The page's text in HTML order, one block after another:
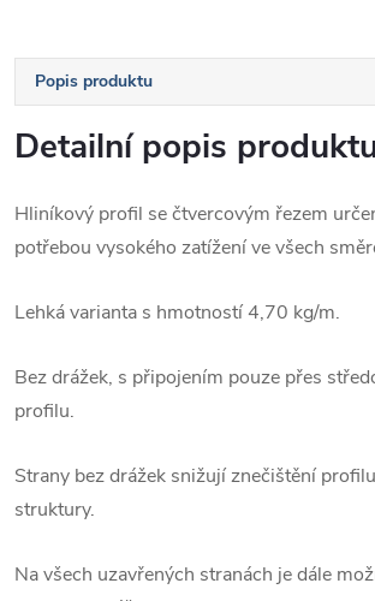
Popis produktu
Detailní popis
Hliníkový profil se čtvercovým řezem
potřebou vysokého zatížení ve všech
Lehká varianta s hmotností 4,70 kg/m.
Bez drážek, s připojením pouze přes
profilu.
Strany bez drážek snižují znečištění
struktury.
Na všech uzavřených stranách je dále